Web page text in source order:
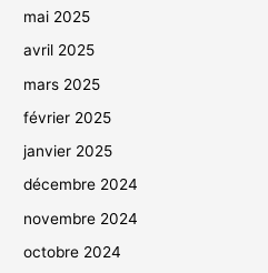
mai 2025
avril 2025
mars 2025
février 2025
janvier 2025
décembre 2024
novembre 2024
octobre 2024